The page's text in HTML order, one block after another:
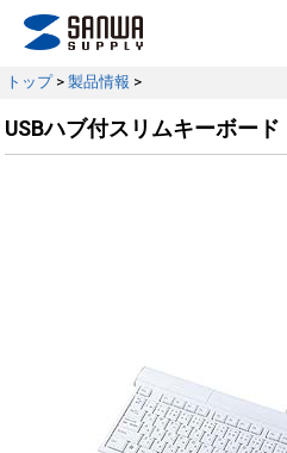
トップ> 製品情報 >
USBハブ付スリムキーボード